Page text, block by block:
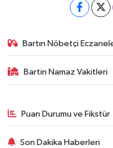
Bartın Nöbetçi
Bartin Namaz Vakitleri
Puan Durumu ve Fikstür
Son Dakika Haberleri